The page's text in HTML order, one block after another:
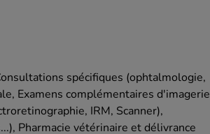
spécifiques (ophtalmologie,
Examens complémentaires d'imagerie
IRM, Scanner),
Pharmacie vétérinaire et délivrance